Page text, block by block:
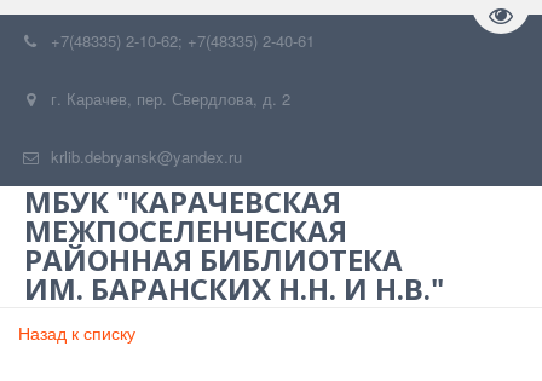
+7(48335) 2-10-62; +7(48335) 2-40-61
г. Карачев, пер. Свердлова, д. 2
krlib.debryansk@yandex.ru
МБУК "КАРАЧЕВСКАЯ
МЕЖПОСЕЛЕНЧЕСКАЯ
РАЙОННАЯ БИБЛИОТЕКА
ИМ. БАРАНСКИХ Н.Н. И Н.В."
Назад к списку